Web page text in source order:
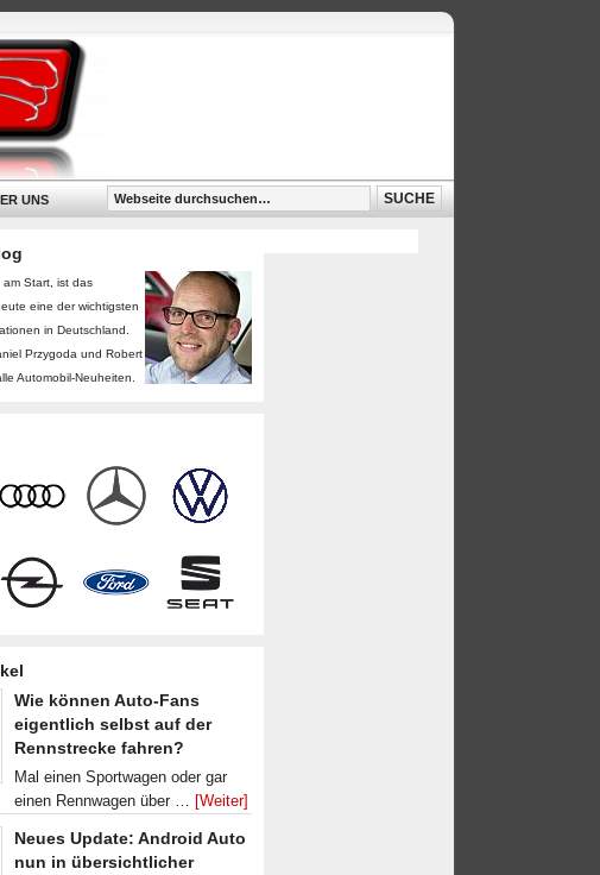
UNS
Start, ist das
eine der wichtigsten
in Deutschland.
Przygoda und Robert
Automobil-Neuheiten.
Wie können Auto-Fans
eigentlich selbst auf der
Rennstrecke fahren?
Mal einen Sportwagen oder gar
einen Rennwagen über … [Weiter]
Neues Update: Android Auto
nun in übersichtlicher